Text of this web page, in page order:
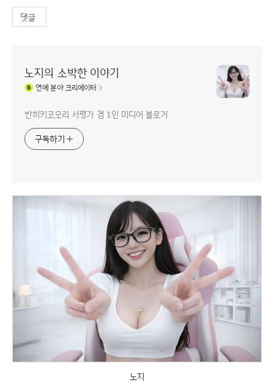
댓글
노지의 소박한 이야기
연예분야 크리에이터
반히키코모리 서평가 겸 1인 미디어 블로거
구독하기
노지